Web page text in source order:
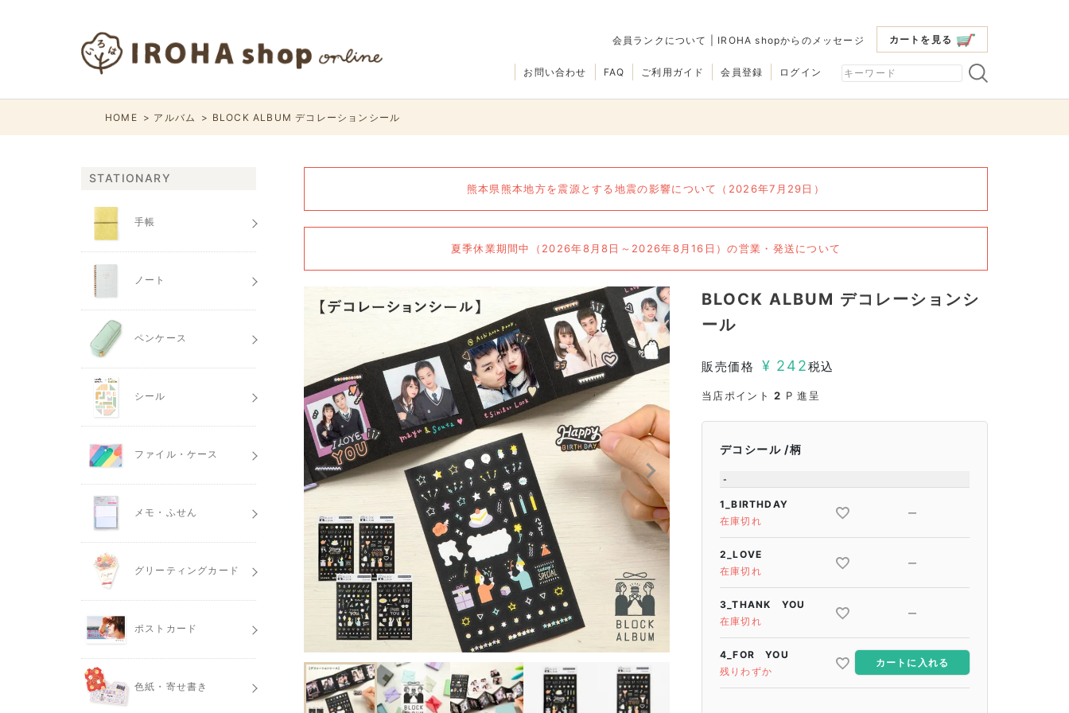
カートを見る
会員ランクについて IROHA shopからのメッセージ
会員登録 ログイン
ご利用ガイド
FAQ
お問い合わせ
HOME アルバム BLOCK ALBUM デコレーションシール
熊本県熊本地方を震源とする地震の影響について（2026年7月29日）
夏季休業期間中（2026年8月8日～2026年8月16日）の営業・発送について
BLOCK ALBUM デコレーションシ
ール
販売価格 ¥ 242税込
当店ポイント 2 P 進呈
デコシール 柄
-
1_BIRTHDAY
在庫切れ
—
2_LOVE
在庫切れ
—
3_THANK YOU
在庫切れ
—
4_FOR YOU
残りわずか
カートに入れる
STATIONARY
手帳
ノート
ペンケース
シール
ファイル・ケース
メモ・ふせん
グリーティングカード
ポストカード
色紙・寄せ書き